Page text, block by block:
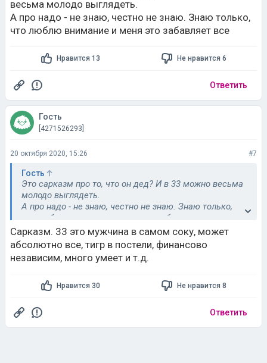
весьма молодо выглядеть.
А про надо - не знаю, честно не знаю. Знаю только,
что люблю внимание и меня это забавляет все
Нравится 13 Не нравится 6
Ответить
Гость
[4271526293]
20 октября 2020, 15:26 #7
Гость
Это сарказм про то, что он дед? И в 33 можно весьма
молодо выглядеть.
А про надо - не знаю, честно не знаю. Знаю только,
что люблю внимание и меня это забавляет все
Сарказм. 33 это мужчина в самом соку, может
абсолютно все, тигр в постели, финансово
независим, много умеет и т.д.
Нравится 30 Не нравится 8
Ответить